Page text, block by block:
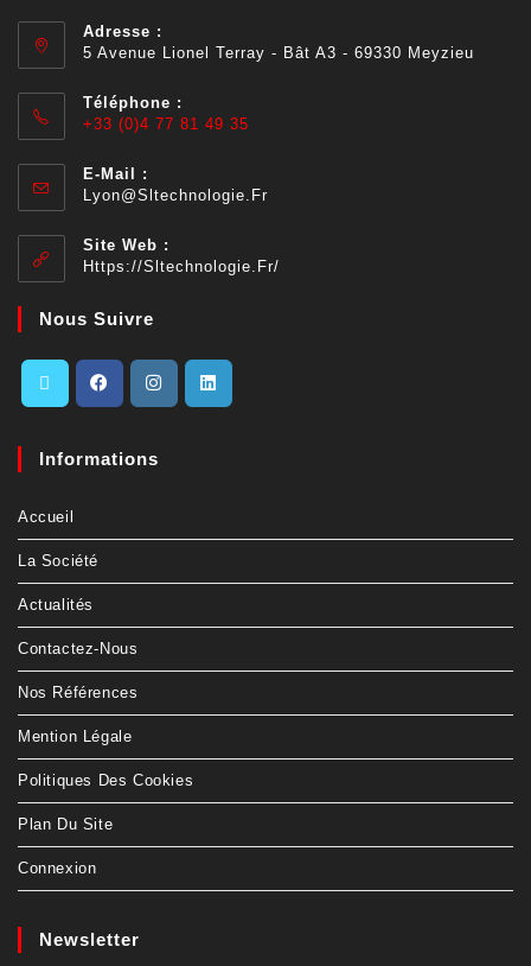
Adresse :
5 Avenue Lionel Terray - Bât A3 - 69330 Meyzieu
Téléphone :
+33 (0)4 77 81 49 35
E-Mail :
Lyon@sltechnologie.fr
Site Web :
Https://sltechnologie.fr/
Nous Suivre
Informations
Accueil
La Société
Actualités
Contactez-Nous
Nos Références
Mention Légale
Politiques Des Cookies
Plan Du Site
Connexion
Newsletter